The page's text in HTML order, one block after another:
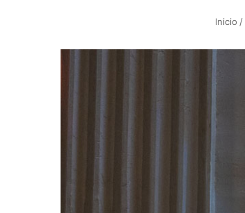
Inicio /